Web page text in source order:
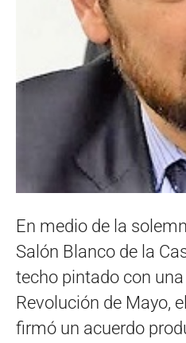
En medio de la
Salón Blanco de la
techo pintado con
Revolución de Mayo,
firmó un acuerdo